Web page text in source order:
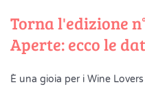
Torna l'edizione
Aperte: ecco le
È una gioia per i Wine